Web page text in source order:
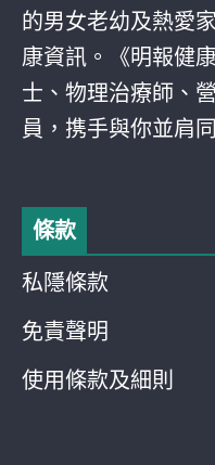
的男女老幼及熱愛
康資訊。《明報健
士、物理治療師、
員，携手與你並肩
條款
私隱條款
免責聲明
使用條款及細則